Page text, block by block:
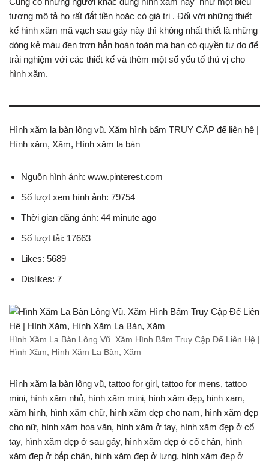
tượng mô tả họ rất đắt tiền hoặc có giá trị . Đối với những thiết
kế hình xăm mã vạch sau gáy này thì không nhất thiết là những
dòng kẻ màu đen trơn hẳn hoàn toàn mà bạn có quyền tự do để
trải nghiệm với các thiết kế và thêm một số yếu tố thú vị cho
hình xăm.
Hình xăm la bàn lông vũ. Xăm hình bấm TRUY CẬP để liên hệ |
Hình xăm, Xăm, Hình xăm la bàn
Nguồn hình ảnh: www.pinterest.com
Số lượt xem hình ảnh: 79754
Thời gian đăng ảnh: 44 minute ago
Số lượt tải: 17663
Likes: 5689
Dislikes: 7
Hình Xăm La Bàn Lông Vũ. Xăm Hình Bấm Truy Cập Để Liên Hệ |
Hình Xăm, Hình Xăm La Bàn, Xăm
Hình xăm la bàn lông vũ, tattoo for girl, tattoo for mens, tattoo
mini, hình xăm nhỏ, hình xăm mini, hình xăm đẹp, hinh xam,
xăm hình, hình xăm chữ, hình xăm đẹp cho nam, hình xăm đẹp
cho nữ, hình xăm hoa văn, hình xăm ở tay, hình xăm đẹp ở cổ
tay, hình xăm đẹp ở sau gáy, hình xăm đẹp ở cổ chân, hình
xăm đẹp ở bắp chân, hình xăm đẹp ở lưng, hình xăm đẹp ở